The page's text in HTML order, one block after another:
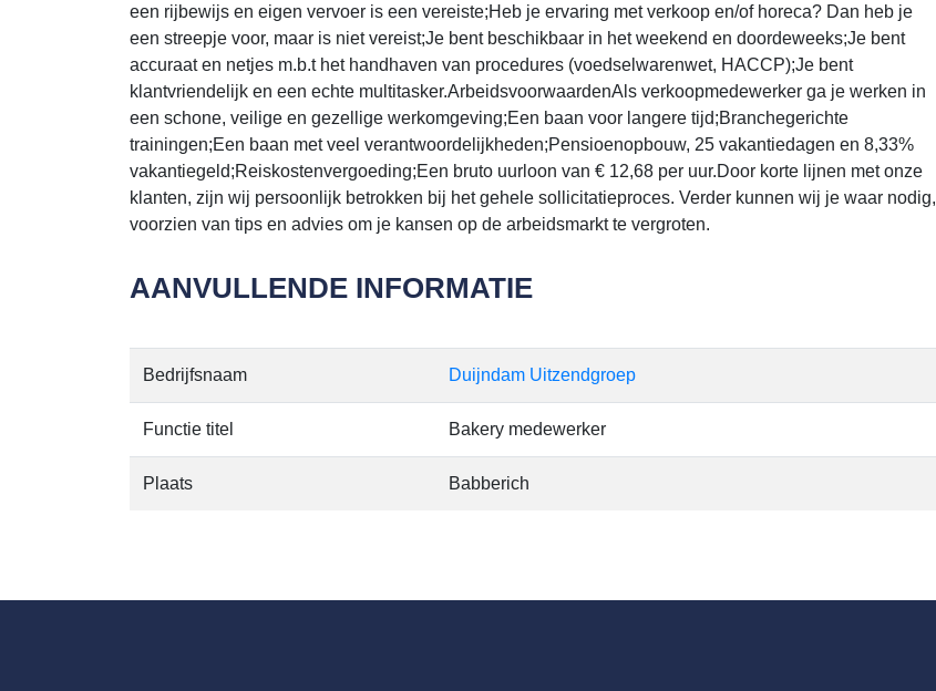
een rijbewijs en eigen vervoer is een vereiste;Heb je ervaring met verkoop en/of horeca? Dan heb je
een streepje voor, maar is niet vereist;Je bent beschikbaar in het weekend en doordeweeks;Je bent
accuraat en netjes m.b.t het handhaven van procedures (voedselwarenwet, HACCP);Je bent
klantvriendelijk en een echte multitasker.ArbeidsvoorwaardenAls verkoopmedewerker ga je werken in
een schone, veilige en gezellige werkomgeving;Een baan voor langere tijd;Branchegerichte
trainingen;Een baan met veel verantwoordelijkheden;Pensioenopbouw, 25 vakantiedagen en 8,33%
vakantiegeld;Reiskostenvergoeding;Een bruto uurloon van € 12,68 per uur.Door korte lijnen met onze
klanten, zijn wij persoonlijk betrokken bij het gehele sollicitatieproces. Verder kunnen wij je waar nodig,
voorzien van tips en advies om je kansen op de arbeidsmarkt te vergroten.
AANVULLENDE INFORMATIE
Bedrijfsnaam Duijndam Uitzendgroep
Functie titel Bakery medewerker
Plaats Babberich